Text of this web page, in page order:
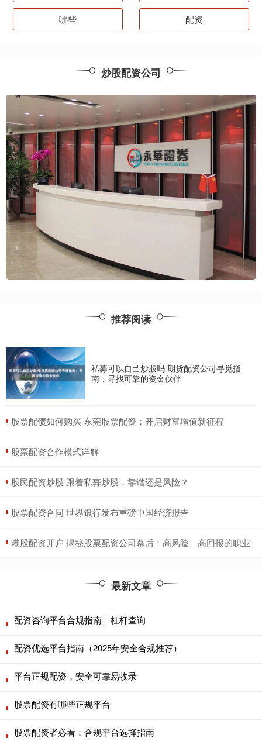
哪些 配资
炒股配资公司
推荐阅读
私募可以自己炒股吗 期货配资公司寻觅指
南：寻找可靠的资金伙伴
​股票配债如何购买 东莞股票配资：开启财富增值新征程
​股票配资合作模式详解
​股民配资炒股 跟着私募炒股，靠谱还是风险？
​股票配资合同 世界银行发布重磅中国经济报告
​港股配资开户 揭秘股票配资公司幕后：高风险、高回报的职业
最新文章
配资咨询平台合规指南｜杠杆查询
配资优选平台指南（2025年安全合规推荐）
平台正规配资，安全可靠易收录
股票配资有哪些正规平台
股票配资者必看：合规平台选择指南